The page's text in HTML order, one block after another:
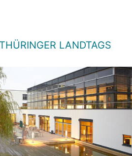
LANDTAGS